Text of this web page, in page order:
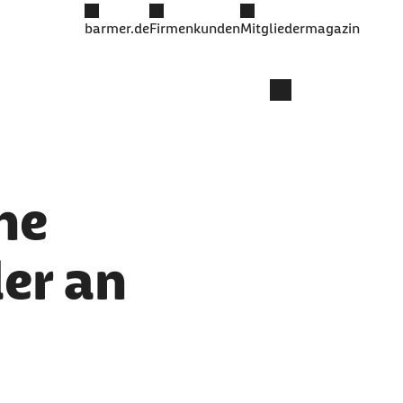
barmer.deFirmenkundenMitgliedermagazin
an